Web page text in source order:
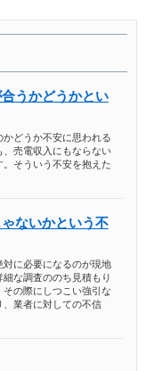
うかどうかとい
どうか不安に思われる
売電収入にもならない
そういう不安を抱えた
ないかという不
に必要になるのが現地
な調査ののち見積もり
の際にしつこい強引な
業者に対しての不信